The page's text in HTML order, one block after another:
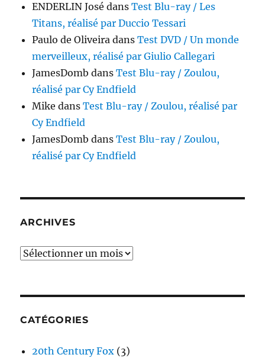
ENDERLIN José dansTest Blu-ray / Les
Titans, réalisé par Duccio Tessari
Paulo de Oliveira dansTest DVD / Un monde
merveilleux, réalisé par Giulio Callegari
JamesDomb dansTest Blu-ray / Zoulou,
réalisé par Cy Endfield
Mike dansTest Blu-ray / Zoulou, réalisé par
Cy Endfield
JamesDomb dansTest Blu-ray / Zoulou,
réalisé par Cy Endfield
ARCHIVES
Archives
CATÉGORIES
20th Century Fox (3)